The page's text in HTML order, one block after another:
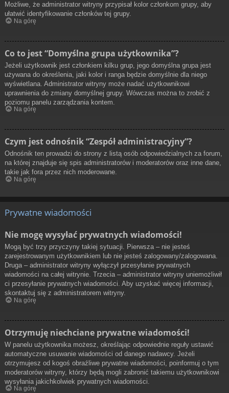
Możliwe, że administrator witryny przypisał kolor członkom grupy, aby
ułatwić identyfikowanie członków tej grupy.
Na górę
Co to jest “Domyślna grupa użytkownika”?
Jeżeli użytkownik jest członkiem kilku grup, jego domyślna grupa jest
używana do określenia, jaki kolor i ranga będzie domyślnie dla niego
wyświetlana. Administrator witryny może nadać użytkownikowi
uprawnienia do zmiany domyślnej grupy. Wówczas można to zrobić z
poziomu panelu zarządzania kontem.
Na górę
Czym jest odnośnik “Zespół administracyjny”?
Odnośnik ten prowadzi do strony z listą osób odpowiedzialnych za forum,
na której znajduje się spis administratorów i moderatorów oraz inne dane,
takie jak fora przez nich moderowane.
Na górę
Prywatne wiadomości
Nie mogę wysyłać prywatnych wiadomości!
Mogą być trzy przyczyny takiej sytuacji. Pierwsza – nie jesteś
zarejestrowanym użytkownikiem lub nie jesteś zalogowany/zalogowana.
Druga – administrator witryny wyłączył przesyłanie prywatnych
wiadomości na całej witrynie. Trzecia – administrator witryny uniemożliwił
ci przesyłanie prywatnych wiadomości. Aby uzyskać więcej informacji,
skontaktuj się z administratorem witryny.
Na górę
Otrzymuję niechciane prywatne wiadomości!
W panelu użytkownika możesz, określając odpowiednie reguły ustawić
automatyczne usuwanie wiadomości od danego nadawcy. Jeżeli
otrzymujesz od kogoś obraźliwe prywatne wiadomości, poinformuj o tym
moderatorów witryny, którzy będą mogli zabronić takiemu użytkownikowi
wysyłania jakichkolwiek prywatnych wiadomości.
Na górę